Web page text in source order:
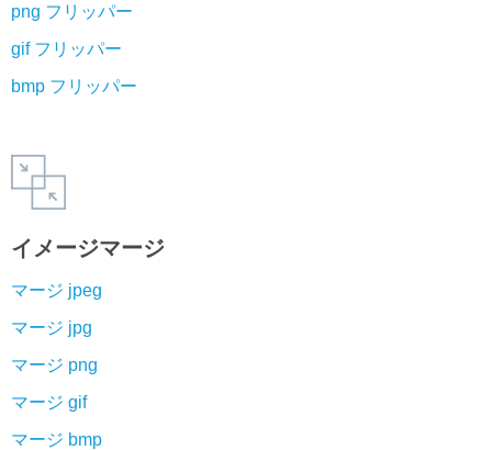
png フリッパー
gif フリッパー
bmp フリッパー
イメージマージ
マージ jpeg
マージ jpg
マージ png
マージ gif
マージ bmp